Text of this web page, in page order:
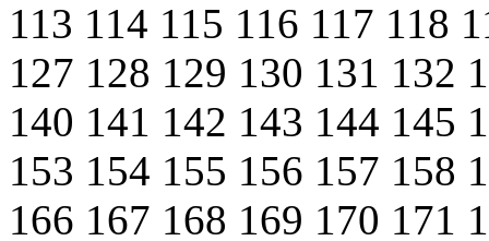
113 114 115 116 117 118
127 128 129 130 131 132
140 141 142 143 144 145
153 154 155 156 157 158
166 167 168 169 170 171